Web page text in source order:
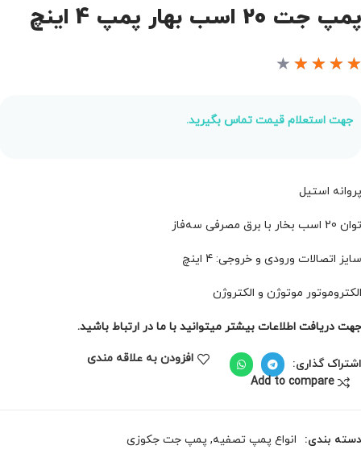
جت 20 اسب بهار پمپ 4 اینچ
★
★
★
★
جهت استعلام قیمت تماس بگیرید.
استیل
اسب بخار با برق مصرفی سه‌فاز
اتصالات ورودی و خروجی: 4 اینچ
موتوژن و الکتروژن
دریافت اطلاعات بیشتر میتوانید با ما در ارتباط باشید.
گذاری:
افزودن به علاقه مندی
Add to compare
بندی: انواع پمپ تصفیه, پمپ جت جکوزی